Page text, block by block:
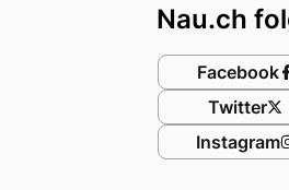
Nau.ch
Facebook
Twitter
Instagram